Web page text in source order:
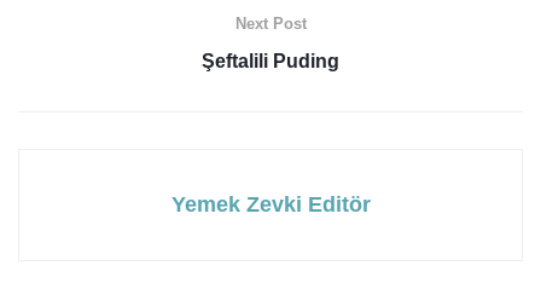
Next Post
Şeftalili Puding
Yemek Zevki Editör